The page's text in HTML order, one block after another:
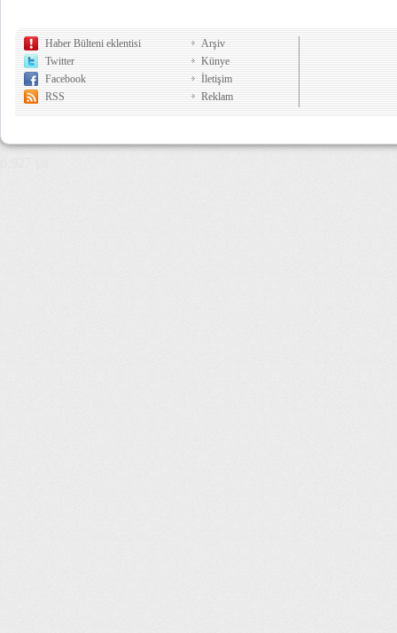
Haber Bülteni eklentisi
Twitter
Facebook
RSS
Arşiv
Künye
İletişim
Reklam